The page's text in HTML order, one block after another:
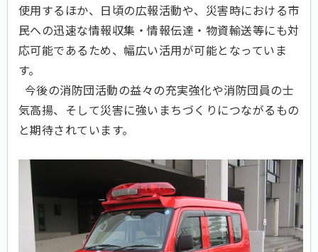
使用するほか、日頃の広報活動や、災害時における市
民への迅速な情報収集・情報伝達・物資輸送等にも対
応可能であるため、幅広い活用が可能となっていま
す。
今後の消防団活動の益々の充実強化や消防団員の士
気高揚、そして災害に強いまちづくりにつながるもの
と期待されています。